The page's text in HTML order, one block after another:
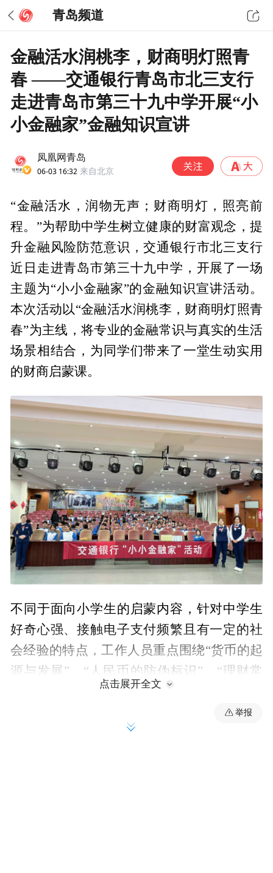
青岛频道
金融活水润桃李，财商明灯照青
春 ——交通银行青岛市北三支行
走进青岛市第三十九中学开展“小
小金融家”金融知识宣讲
凤凰网青岛
06-03 16:32 来自北京
“金融活水，润物无声；财商明灯，照亮前
程。”为帮助中学生树立健康的财富观念，提
升金融风险防范意识，交通银行市北三支行
近日走进青岛市第三十九中学，开展了一场
主题为“小小金融家”的金融知识宣讲活动。
本次活动以“金融活水润桃李，财商明灯照青
春”为主线，将专业的金融常识与真实的生活
场景相结合，为同学们带来了一堂生动实用
的财商启蒙课。
不同于面向小学生的启蒙内容，针对中学生
好奇心强、接触电子支付频繁且有一定的社
会经验的特点，工作人员重点围绕“货币的起
源与发展”、“人民币的防伪标识”、“理财常
识”以及“识别电信网络诈骗”四个模块进行讲
点击展开全文
举报